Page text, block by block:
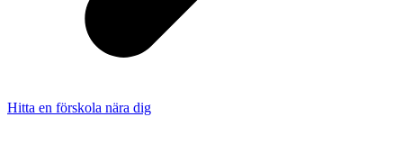
Hitta en förskola nära dig